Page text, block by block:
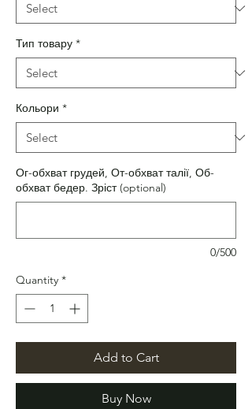
Тип товару *
Кольори *
Ог-обхват грудей, От-обхват талії, Об-
обхват бедер. Зріст (optional)
0/500
Quantity *
Add to Cart
Buy Now